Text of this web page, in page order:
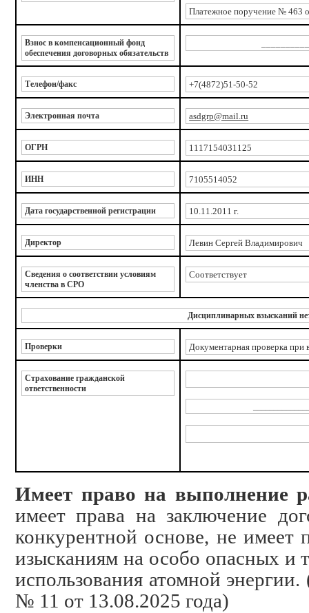
Платежное поручение № 463
Взнос в компенсационный фонд
обеспечения договорных обязательств
Телефон/факс +7(4872)51-50-52
Электронная почта asdgrp@mail.ru
ОГРН 1117154031125
ИНН 7105514052
Дата государственной регистрации 10.11.2011 г.
Директор Левин Сергей Владимирович
Сведения о соответствии условиям
членства в СРО
Соответствует
Дисциплинарных взысканий
Проверки Документарная проверка
Страхование гражданской
ответственности
Имеет право на выполнение
имеет права на заключение
конкурентной основе, не
изысканиям на особо опасных и
использования атомной
№ 11 от 13.08.2025 года)